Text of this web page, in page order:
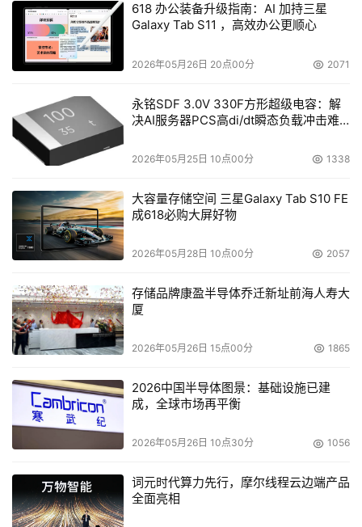
618 办公装备升级指南：AI 加持三星
Galaxy Tab S11 ，高效办公更顺心
2026年05月26日 20点00分 2071
永铭SDF 3.0V 330F方形超级电容：解
决AI服务器PCS高di/dt瞬态负载冲击难
2026年05月25日 10点00分 1338
大容量存储空间 三星Galaxy Tab S10 FE
成618必购大屏好物
2026年05月28日 10点00分 2057
存储品牌康盈半导体乔迁新址前海人寿大
厦
2026年05月26日 15点00分 1865
2026中国半导体图景：基础设施已建
成，全球市场再平衡
2026年05月26日 10点30分 1056
词元时代算力先行，摩尔线程云边端产品
全面亮相